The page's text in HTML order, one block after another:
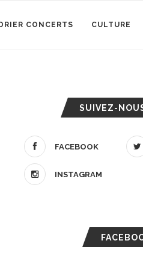
CONCERTS CULTURE
SUIVEZ-
FACEBOOK
INSTAGRAM